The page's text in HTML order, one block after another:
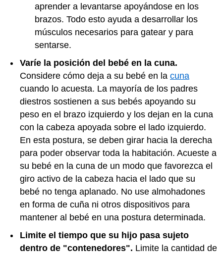
aprender a levantarse apoyándose en los
brazos. Todo esto ayuda a desarrollar los
músculos necesarios para gatear y para
sentarse.
Varíe la posición del bebé en la cuna.
Considere cómo deja a su bebé en la cuna
cuando lo acuesta. La mayoría de los padres
diestros sostienen a sus bebés apoyando su
peso en el brazo izquierdo y los dejan en la cuna
con la cabeza apoyada sobre el lado izquierdo.
En esta postura, se deben girar hacia la derecha
para poder observar toda la habitación. Acueste a
su bebé en la cuna de un modo que favorezca el
giro activo de la cabeza hacia el lado que su
bebé no tenga aplanado. No use almohadones
en forma de cuña ni otros dispositivos para
mantener al bebé en una postura determinada.
Limite el tiempo que su hijo pasa sujeto
dentro de "contenedores". Limite la cantidad de